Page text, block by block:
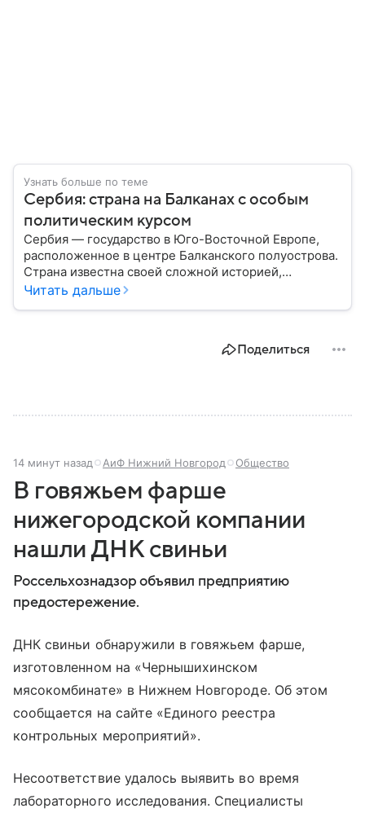
Узнать больше по теме
Сербия: страна на Балканах с особым
политическим курсом
Сербия — государство в Юго-Восточной Европе,
расположенное в центре Балканского полуострова.
Страна известна своей сложной историей,
культурным наследием и особым
Читать дальше
Поделиться
14 минут назад АиФ Нижний Новгород Общество
В говяжьем фарше
нижегородской компании
нашли ДНК свиньи
Россельхознадзор объявил предприятию
предостережение.
ДНК свиньи обнаружили в говяжьем фарше,
изготовленном на «Чернышихинском
мясокомбинате» в Нижнем Новгороде. Об этом
сообщается на сайте «Единого реестра
контрольных мероприятий».
Несоответствие удалось выявить во время
лабораторного исследования. Специалисты